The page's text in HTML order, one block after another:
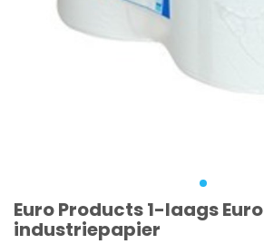
Euro Products 1-laags Euro
industriepapier